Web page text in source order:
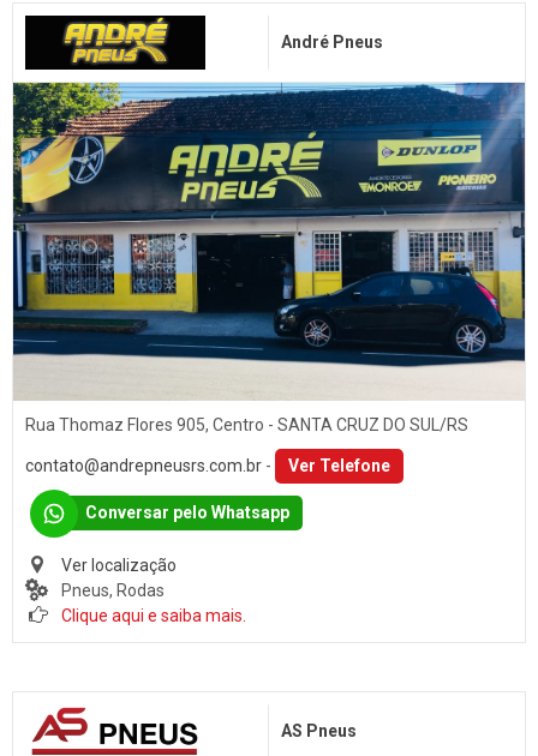
André Pneus
Rua Thomaz Flores 905, Centro - SANTA CRUZ DO SUL/RS
contato@andrepneusrs.com.br - Ver Telefone
Conversar pelo Whatsapp
Ver localização
Pneus, Rodas
Clique aqui e saiba mais.
AS Pneus